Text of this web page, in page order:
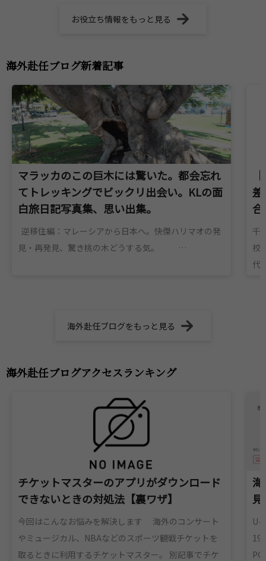
お役立ち情報をもっと見る
海外赴任ブログ新着記事
マラッカのこの巨木には驚いた。都会忘れ
てトレッキングでビックリ出会い。KLの面
白旅日記写真集、思い出集。
逆移住編：マレーシアから日本へ。快傑ハリマオの発
見・再発見、驚き桃の木どうする気。 …
差
合
千
校
代
海外赴任ブログをもっと見る
海外赴任ブログアクセスランキング
チケットマスターのアプリがダウンロード
できないときの対処法【裏ワザ】
今回はこんなお悩みを解決します 海外のコンサート
やミュージカル、NBAなどのスポーツ観戦チケットを
取るときに利用するチケットマスター。 別記事でチケ
U-